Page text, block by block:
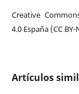
Creative
4.0 España (CC BY-
Artículos